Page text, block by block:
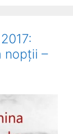
nopții –